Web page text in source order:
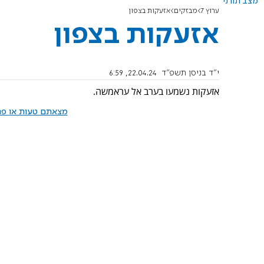
ערוץ 7 מבזקים אזעקות בצפון
אזעקות בצפון
י"ד בניסן תשפ"ד 22.04.24, 6:59
אזעקות נשמעו בערב אל עראמשה.
מצאתם טעות או